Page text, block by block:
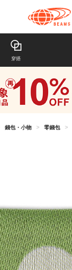
穿搭
錢包・小物 > 零錢包 >